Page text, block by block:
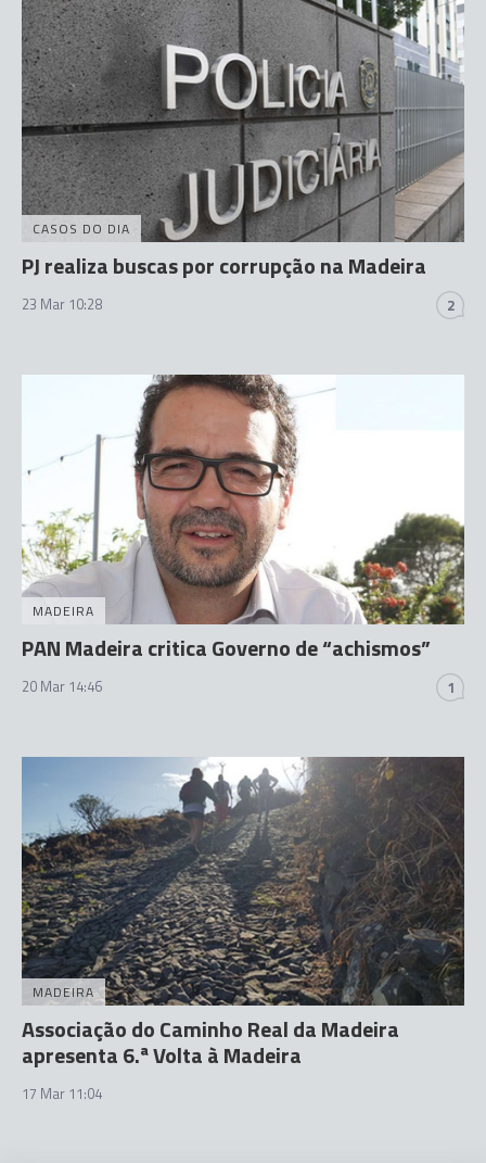
CASOS DO DIA
PJ realiza buscas por corrupção na Madeira
23 Mar 10:28 2
MADEIRA
PAN Madeira critica Governo de “achismos”
20 Mar 14:46 1
MADEIRA
Associação do Caminho Real da Madeira
apresenta 6.ª Volta à Madeira
17 Mar 11:04